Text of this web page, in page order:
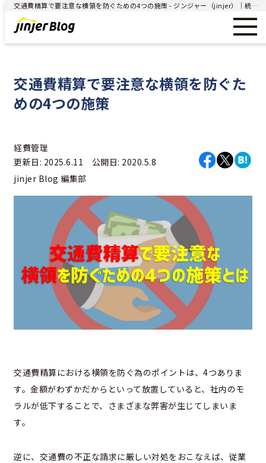
交通費精算で要注意な横領を防ぐための4つの施策 - ジンジャー（jinjer）｜統合型人事システム
交通費精算で要注意な横領を防ぐた
めの4つの施策
経費管理
更新日: 2025.6.11 公開日: 2020.5.8
jinjer Blog 編集部
交通費精算における横領を防ぐ為のポイントは、4つありま
す。金額がわずかだからといって放置していると、社内のモ
ラルが低下することで、さまざまな弊害が生じてしまいま
す。
逆に、交通費の不正な請求に厳しい対処をおこなえば、従業